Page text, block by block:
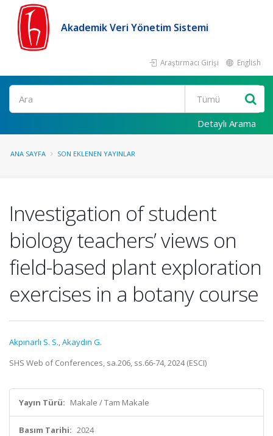
Akademik Veri Yönetim Sistemi
Araştırmacı Girişi English
Ara
Detaylı Arama
ANA SAYFA SON EKLENEN YAYINLAR
Investigation of student
biology teachers’ views on
field-based plant exploration
exercises in a botany course
Akpınarlı S. S.,Akaydın G.
SHS Web of Conferences, sa.206, ss.66-74, 2024 (ESCI)
Yayın Türü: Makale / Tam Makale
Basım Tarihi: 2024